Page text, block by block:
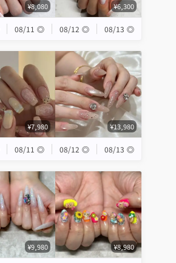
¥8,080 ¥6,300
08/11 ◎ 08/12 ◎ 08/13 ◎
¥7,980 ¥13,980
08/11 ◎ 08/12 ◎ 08/13 ◎
¥9,980 ¥8,980